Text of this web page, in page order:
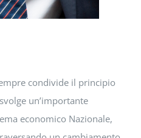
condivide il principio
un’importante
economico Nazionale,